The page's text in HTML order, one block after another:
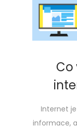
Co
Internet
informace,